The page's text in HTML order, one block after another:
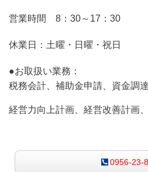
営業時間 8：30～17：30
休業日：土曜・日曜・祝日
●お取扱い業務：
税務会計、補助金申請、資金調達
経営力向上計画、経営改善計画
0956-23-